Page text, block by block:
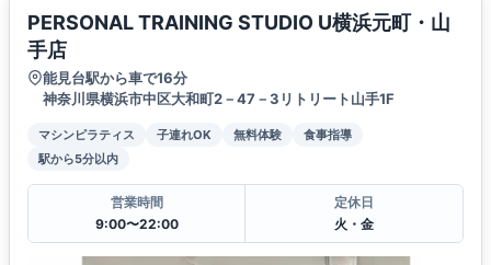
PERSONAL TRAINING STUDIO U横浜元町・山
手店
能見台駅から車で16分
神奈川県横浜市中区大和町2－47－3リトリート山手1F
マシンピラティス 子連れOK 無料体験
食事指導
駅から5分以内
営業時間
9:00〜22:00
定休日
火・金